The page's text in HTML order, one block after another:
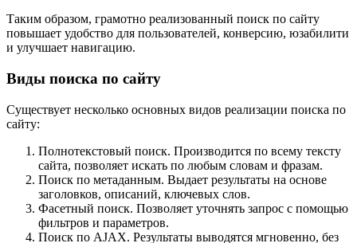
Таким образом, грамотно реализованный поиск по сайту
повышает удобство для пользователей, конверсию, юзабилити
и улучшает навигацию.
Виды поиска по сайту
Существует несколько основных видов реализации поиска по
сайту:
Полнотекстовый поиск. Производится по всему тексту
сайта, позволяет искать по любым словам и фразам.
Поиск по метаданным. Выдает результаты на основе
заголовков, описаний, ключевых слов.
Фасетный поиск. Позволяет уточнять запрос с помощью
фильтров и параметров.
Поиск по AJAX. Результаты выводятся мгновенно, без